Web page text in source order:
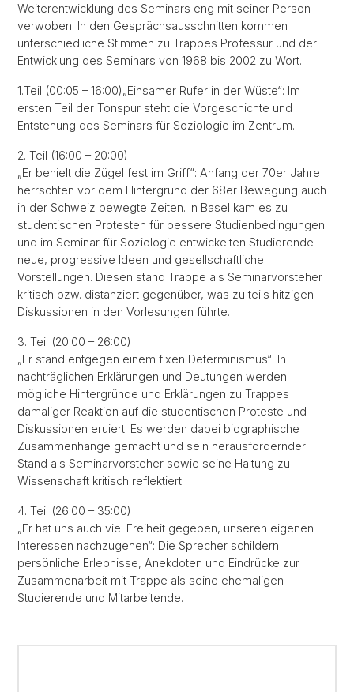
Weiterentwicklung des Seminars eng mit seiner Person
verwoben. In den Gesprächsausschnitten kommen
unterschiedliche Stimmen zu Trappes Professur und der
Entwicklung des Seminars von 1968 bis 2002 zu Wort.
1.Teil (00:05 – 16:00)„Einsamer Rufer in der Wüste“: Im
ersten Teil der Tonspur steht die Vorgeschichte und
Entstehung des Seminars für Soziologie im Zentrum.
2. Teil (16:00 – 20:00)
„Er behielt die Zügel fest im Griff“: Anfang der 70er Jahre
herrschten vor dem Hintergrund der 68er Bewegung auch
in der Schweiz bewegte Zeiten. In Basel kam es zu
studentischen Protesten für bessere Studienbedingungen
und im Seminar für Soziologie entwickelten Studierende
neue, progressive Ideen und gesellschaftliche
Vorstellungen. Diesen stand Trappe als Seminarvorsteher
kritisch bzw. distanziert gegenüber, was zu teils hitzigen
Diskussionen in den Vorlesungen führte.
3. Teil (20:00 – 26:00)
„Er stand entgegen einem fixen Determinismus“: In
nachträglichen Erklärungen und Deutungen werden
mögliche Hintergründe und Erklärungen zu Trappes
damaliger Reaktion auf die studentischen Proteste und
Diskussionen eruiert. Es werden dabei biographische
Zusammenhänge gemacht und sein herausfordernder
Stand als Seminarvorsteher sowie seine Haltung zu
Wissenschaft kritisch reflektiert.
4. Teil (26:00 – 35:00)
„Er hat uns auch viel Freiheit gegeben, unseren eigenen
Interessen nachzugehen“: Die Sprecher schildern
persönliche Erlebnisse, Anekdoten und Eindrücke zur
Zusammenarbeit mit Trappe als seine ehemaligen
Studierende und Mitarbeitende.